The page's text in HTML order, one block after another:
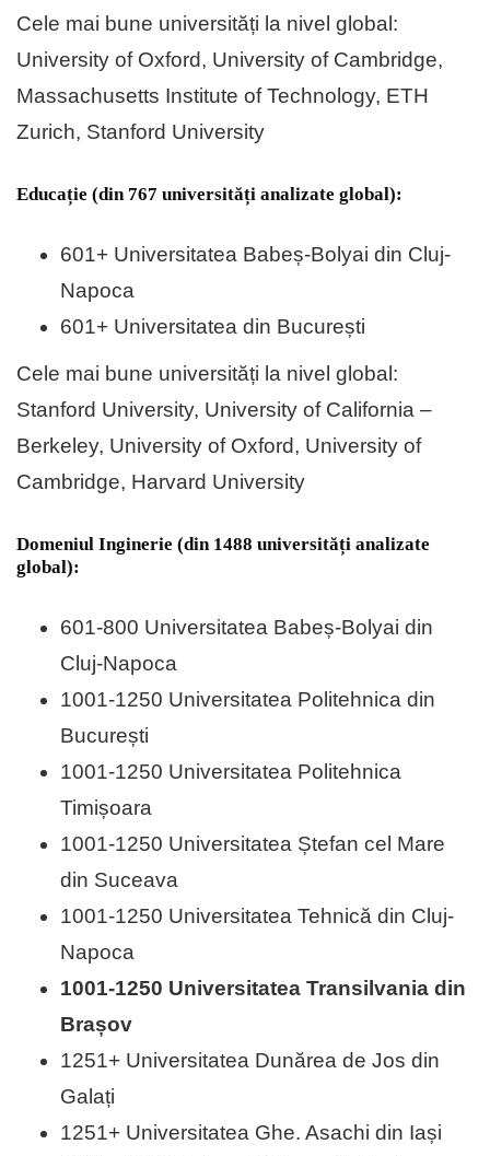
Cele mai bune universități la nivel global:
University of Oxford, University of Cambridge,
Massachusetts Institute of Technology, ETH
Zurich, Stanford University
Educație (din 767 universități analizate global):
601+ Universitatea Babeș-Bolyai din Cluj-
Napoca
601+ Universitatea din București
Cele mai bune universități la nivel global:
Stanford University, University of California –
Berkeley, University of Oxford, University of
Cambridge, Harvard University
Domeniul Inginerie (din 1488 universități analizate
global):
601-800 Universitatea Babeș-Bolyai din
Cluj-Napoca
1001-1250 Universitatea Politehnica din
București
1001-1250 Universitatea Politehnica
Timișoara
1001-1250 Universitatea Ștefan cel Mare
din Suceava
1001-1250 Universitatea Tehnică din Cluj-
Napoca
1001-1250 Universitatea Transilvania din
Brașov
1251+ Universitatea Dunărea de Jos din
Galați
1251+ Universitatea Ghe. Asachi din Iași